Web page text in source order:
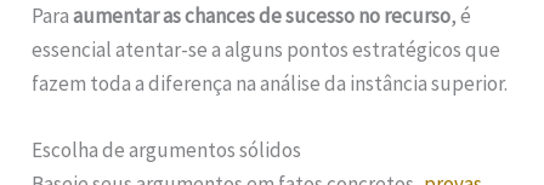
Paraaumentar as chances de sucesso no recurso, é
essencial atentar-se a alguns pontos estratégicos que
fazem toda a diferença na análise da instância superior.
Escolha de argumentos sólidos